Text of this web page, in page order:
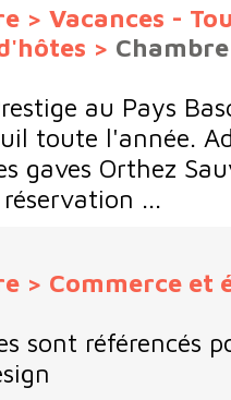
> Vacances -
>
au Pays
toute l'année.
gaves Orthez
...
> Commerce et
sont référencés